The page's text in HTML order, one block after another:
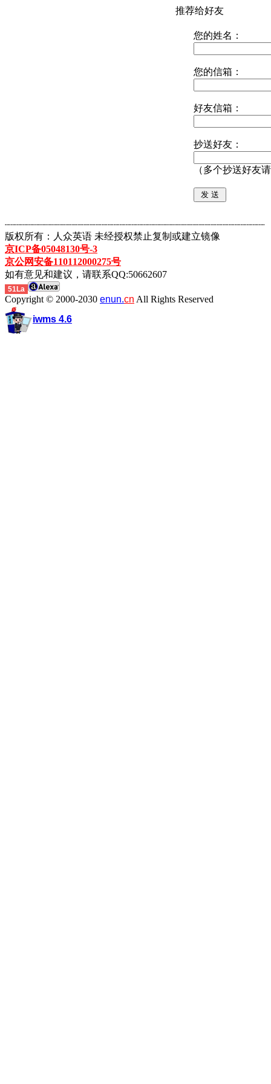
推荐给好友
您的姓名：
您的信箱：
好友信箱：
抄送好友：
（多个抄送好友
┈┈┈┈┈┈┈┈┈┈┈┈┈┈┈┈┈┈┈┈┈┈┈┈┈┈┈┈┈┈┈┈┈┈┈┈┈┈┈┈┈┈┈
版权所有：人众英语 未经授权禁止复制或建立镜像
京ICP备05048130号-3
京公网安备110112000275号
如有意见和建议，请联系QQ:50662607
51La
Copyright © 2000-2030 enun.cn All Rights Reserved
iwms 4.6